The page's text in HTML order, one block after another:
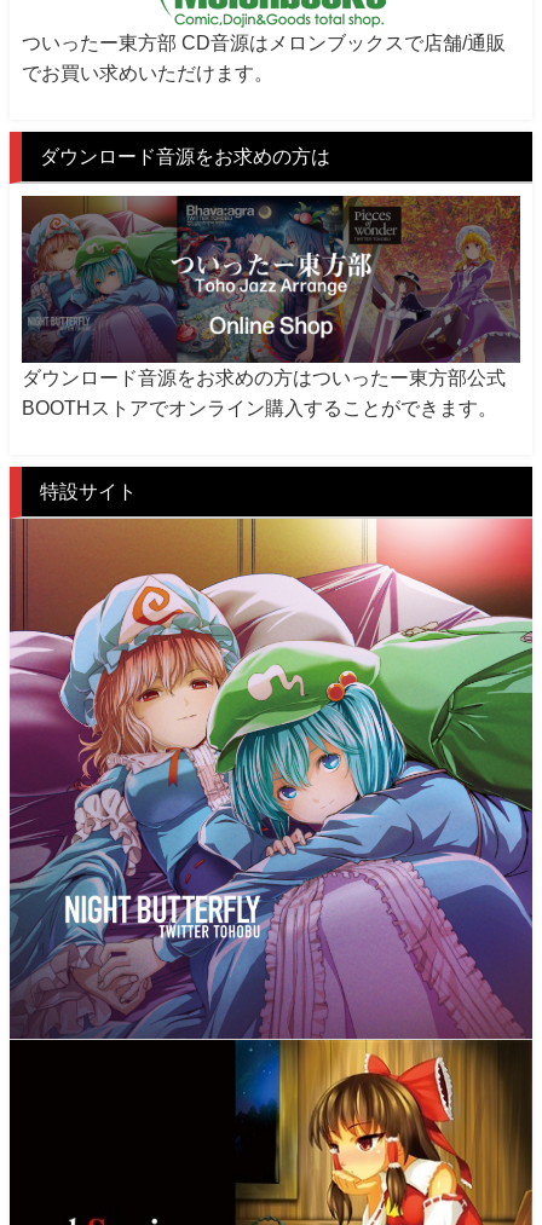
ついったー東方部 CD音源はメロンブックスで店舗/通販
でお買い求めいただけます。
ダウンロード音源をお求めの方は
ダウンロード音源をお求めの方はついったー東方部公式
BOOTHストアでオンライン購入することができます。
特設サイト